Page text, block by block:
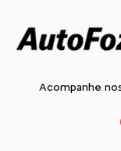
Acompanhe